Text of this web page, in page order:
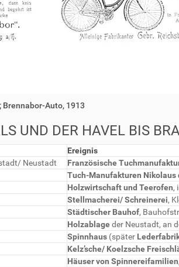
Auto, 1913
UND DER HAVEL BIS
Ereignis
Neustadt Französische
Tuch-Manufakturen Nikolaus
Holzwirtschaft und Teerofen,
Stellmacherei/ Schreinerei,
Städtischer Bauhof,
Holzablageder Neustadt, an
Spinnhaus (später
Kelz’sche/ Koelzsche
Häuser von Spinnereifamilien